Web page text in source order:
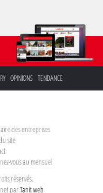
OPINIONS TENDANCE
des entreprises
site
vous au mensuel
réservés.
parTanit web